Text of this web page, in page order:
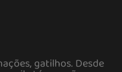
gatilhos. Desde